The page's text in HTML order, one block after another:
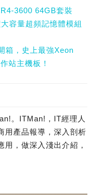
3600 64GB套裝
容量超頻記憶體模組
箱，史上最強Xeon
站主機板！
。ITMan!，IT經理人
用產品報導，深入剖析
用，做深入淺出介紹，